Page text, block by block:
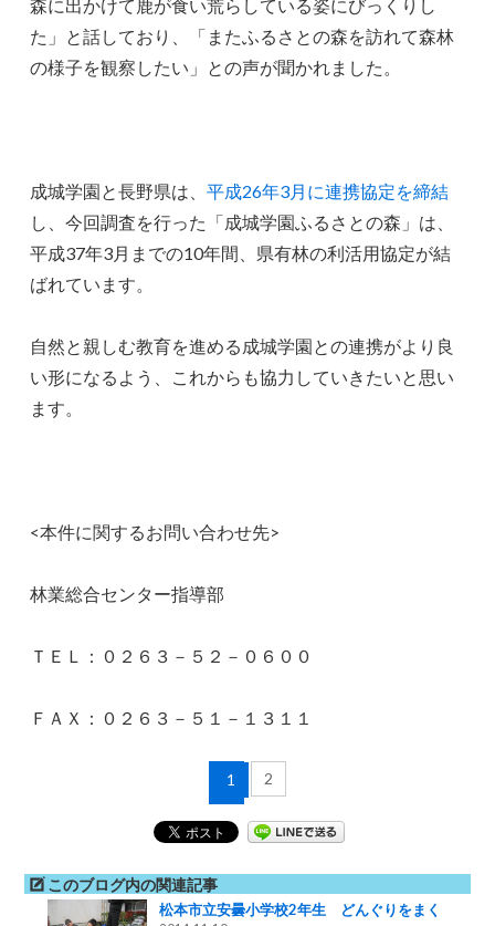
森に出かけて鹿が食い荒らしている姿にびっくりし
た」と話しており、「またふるさとの森を訪れて森林
の様子を観察したい」との声が聞かれました。
成城学園と長野県は、平成26年3月に連携協定を締結
し、今回調査を行った「成城学園ふるさとの森」は、
平成37年3月までの10年間、県有林の利活用協定が結
ばれています。
自然と親しむ教育を進める成城学園との連携がより良
い形になるよう、これからも協力していきたいと思い
ます。
<本件に関するお問い合わせ先>
林業総合センター指導部
ＴＥＬ：０２６３－５２－０６００
ＦＡＸ：０２６３－５１－１３１１
1 2
このブログ内の関連記事
松本市立安曇小学校2年生 どんぐりをまく